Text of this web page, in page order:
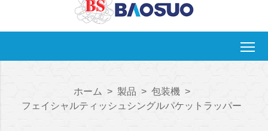
ホーム > 製品 > 包装機 >
フェイシャルティッシュシングルパケットラッパー